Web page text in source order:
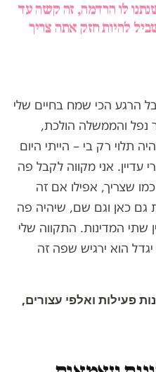
לו הרדמה, זה קשה עד
להיות חזק אתה צריך
הרגע הכי שמח בחיים שלי
נפל והממשלה הולכת,
תלוי רק בי – הייתי היום
עדיין. אני מקווה לקבל פה
שצריך, אפילו אם זה
גם כאן וגם שם, שיהיה פה
שתי המדינות. התקווה שלי
הוא ירגיש שפה זה
שנות פעילות ואלפי עצורים,